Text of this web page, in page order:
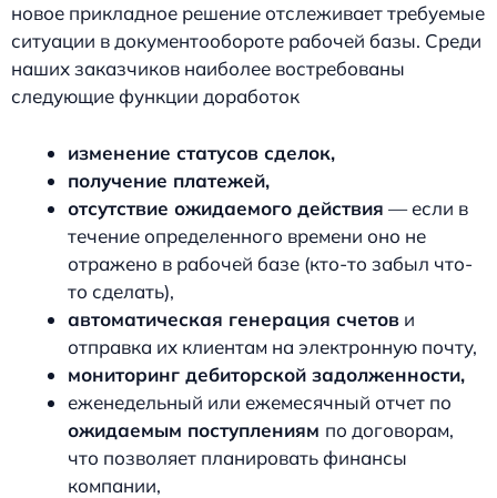
новое прикладное решение отслеживает требуемые
ситуации в документообороте рабочей базы. Среди
наших заказчиков наиболее востребованы
следующие функции доработок
изменение статусов сделок,
получение платежей,
отсутствие ожидаемого действия — если в
течение определенного времени оно не
отражено в рабочей базе (кто-то забыл что-
то сделать),
автоматическая генерация счетов и
отправка их клиентам на электронную почту,
мониторинг дебиторской задолженности,
еженедельный или ежемесячный отчет по
ожидаемым поступлениям по договорам,
что позволяет планировать финансы
компании,